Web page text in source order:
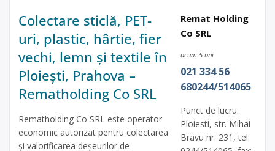
Colectare sticlă, PET-
uri, plastic, hârtie, fier
vechi, lemn și textile în
Ploiești, Prahova –
Rematholding Co SRL
Rematholding Co SRL este operator
economic autorizat pentru colectarea
și valorificarea deșeurilor de
Remat Holding
Co SRL
acum 5 ani
021 334 56
680244/514065
Punct de lucru:
Ploiesti, str. Mihai
Bravu nr. 231, tel: